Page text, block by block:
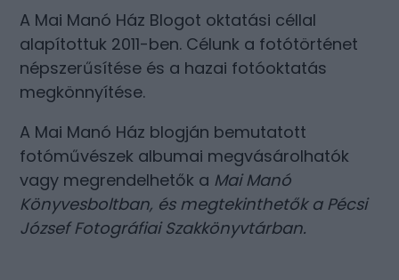
A Mai Manó Ház Blogot oktatási céllal
alapítottuk 2011-ben. Célunk a fotótörténet
népszerűsítése és a hazai fotóoktatás
megkönnyítése.
A Mai Manó Ház blogján bemutatott
fotóművészek albumai megvásárolhatók
vagy megrendelhetők a Mai Manó
Könyvesboltban, és megtekinthetők a Pécsi
József Fotográfiai Szakkönyvtárban.